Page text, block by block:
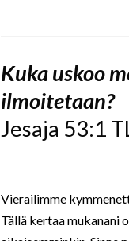
Kuka uskoo
ilmoitetaan?
Jesaja 53:1
Vierailimme
Tällä kertaa mukanani